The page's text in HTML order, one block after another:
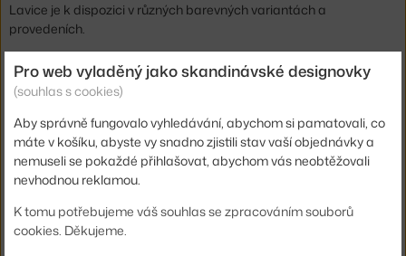
Lavice je k dispozici v různých barevných variantách a
provedeních.
Výška:
45 cm
Délka:
200 cm
Šířka:
35 cm
Barva:
černá, dub, světlé dřevo
Materiál:
lakovaná MDF, dubové dřevo, laminát
Sedák:
dřevo
dřevo
Pro web vyladěný jako skandinávské designovky
(souhlas s cookies)
Aby správně fungovalo vyhledávání, abychom si pamatovali, co
máte v košíku, abyste vy snadno zjistili stav vaší objednávky a
nemuseli se pokaždé přihlašovat, abychom vás neobtěžovali
nevhodnou reklamou.
K tomu potřebujeme váš souhlas se zpracováním souborů
cookies. Děkujeme.